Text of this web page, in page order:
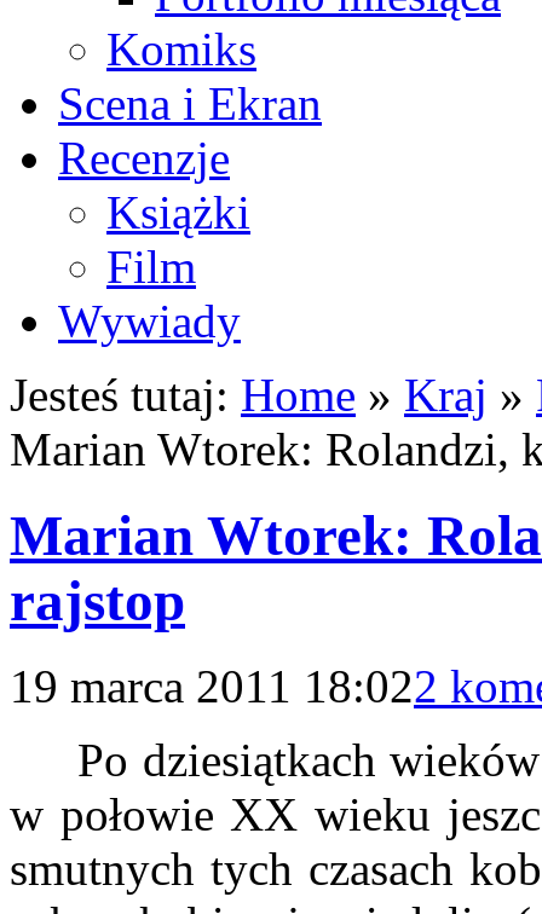
Komiks
Scena i Ekran
Recenzje
Książki
Film
Wywiady
Jesteś tutaj: Home » Kraj »
Marian Wtorek: Rolandzi,
Marian Wtorek:
rajstop
19 marca 2011 18:022
Po dziesiątkach wieków
w połowie XX wieku
smutnych tych czasach